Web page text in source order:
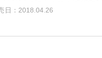
日： 2018.04.26